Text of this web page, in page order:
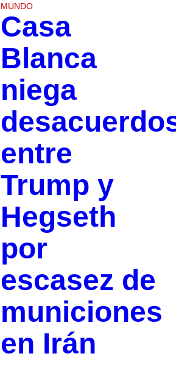
MUNDO
Casa
Blanca
niega
entre
Trump y
Hegseth
por
escasez de
municiones
en Irán